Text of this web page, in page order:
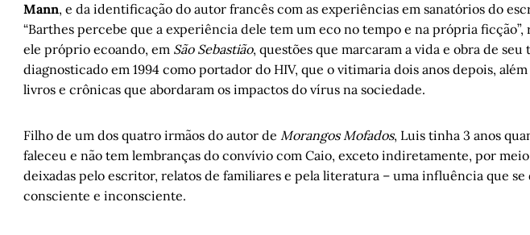
Mann, e da identificação do autor francês com as experiências em sanatórios do
“Barthes percebe que a experiência dele tem um eco no tempo e na própria ficção”,
ele próprio ecoando, em São Sebastião, questões que marcaram a vida e obra de seu
diagnosticado em 1994 como portador do HIV, que o vitimaria dois anos depois,
livros e crônicas que abordaram os impactos do vírus na sociedade.
Filho de um dos quatro irmãos do autor de Morangos Mofados, Luis tinha 3 anos
faleceu e não tem lembranças do convívio com Caio, exceto indiretamente, por
deixadas pelo escritor, relatos de familiares e pela literatura – uma influência que se
consciente e inconsciente.